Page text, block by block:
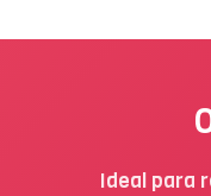
Ideal para